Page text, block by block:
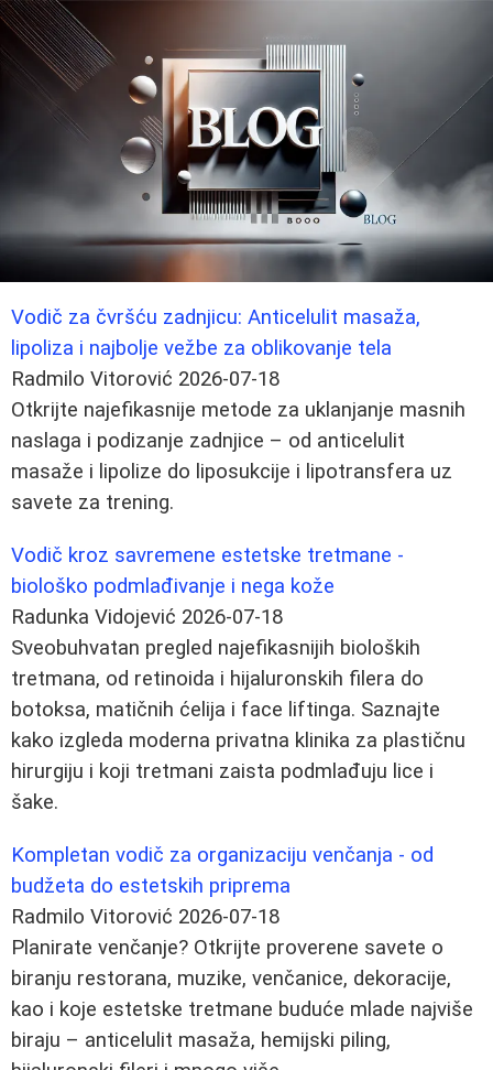
Vodič za čvršću zadnjicu: Anticelulit masaža,
lipoliza i najbolje vežbe za oblikovanje tela
Radmilo Vitorović 2026-07-18
Otkrijte najefikasnije metode za uklanjanje masnih
naslaga i podizanje zadnjice – od anticelulit
masaže i lipolize do liposukcije i lipotransfera uz
savete za trening.
Vodič kroz savremene estetske tretmane -
biološko podmlađivanje i nega kože
Radunka Vidojević 2026-07-18
Sveobuhvatan pregled najefikasnijih bioloških
tretmana, od retinoida i hijaluronskih filera do
botoksa, matičnih ćelija i face liftinga. Saznajte
kako izgleda moderna privatna klinika za plastičnu
hirurgiju i koji tretmani zaista podmlađuju lice i
šake.
Kompletan vodič za organizaciju venčanja - od
budžeta do estetskih priprema
Radmilo Vitorović 2026-07-18
Planirate venčanje? Otkrijte proverene savete o
biranju restorana, muzike, venčanice, dekoracije,
kao i koje estetske tretmane buduće mlade najviše
biraju – anticelulit masaža, hemijski piling,